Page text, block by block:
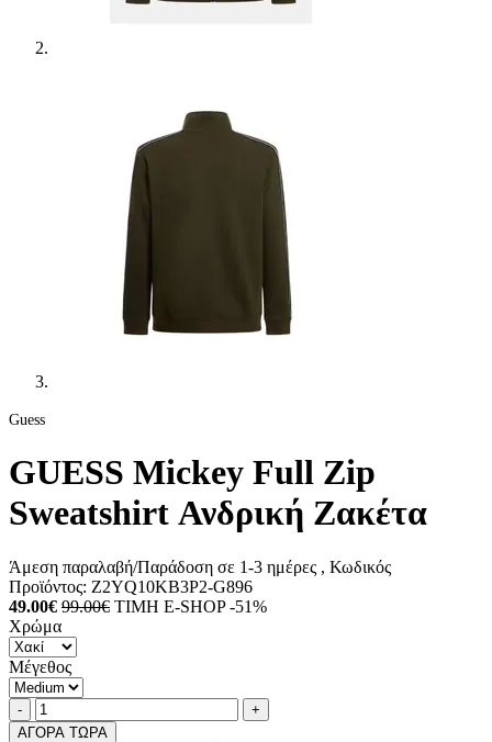
Guess
GUESS Mickey Full Zip
Sweatshirt Ανδρική Ζακέτα
Άμεση παραλαβή/Παράδοση σε 1-3 ημέρες , Κωδικός
Προϊόντος: Z2YQ10KB3P2-G896
49.00€ 99.00€ ΤΙΜΗ E-SHOP -51%
Χρώμα
Μέγεθος
Ποσότητα
-product.increase.quantity +
ΑΓΟΡΑ ΤΩΡΑ